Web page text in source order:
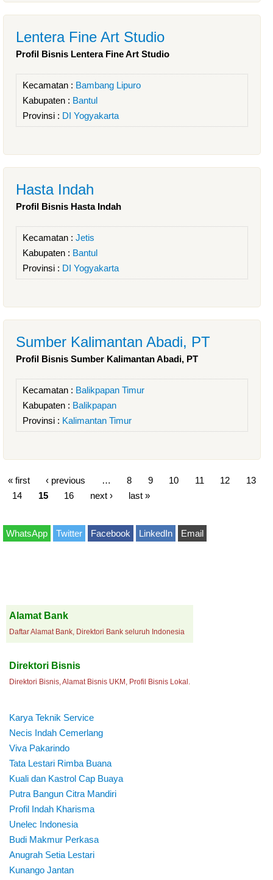
Lentera Fine Art Studio
Profil Bisnis Lentera Fine Art Studio
Kecamatan : Bambang Lipuro
Kabupaten : Bantul
Provinsi : DI Yogyakarta
Hasta Indah
Profil Bisnis Hasta Indah
Kecamatan : Jetis
Kabupaten : Bantul
Provinsi : DI Yogyakarta
Sumber Kalimantan Abadi, PT
Profil Bisnis Sumber Kalimantan Abadi, PT
Kecamatan : Balikpapan Timur
Kabupaten : Balikpapan
Provinsi : Kalimantan Timur
« first ‹ previous 8 9 10 11 12
13
14
15 16 next › last »
WhatsApp Twitter Facebook LinkedIn Email
Alamat Bank
Daftar Alamat Bank, Direktori Bank seluruh Indonesia
Direktori Bisnis
Direktori Bisnis, Alamat Bisnis UKM, Profil Bisnis Lokal.
Karya Teknik Service
Necis Indah Cemerlang
Viva Pakarindo
Tata Lestari Rimba Buana
Kuali dan Kastrol Cap Buaya
Putra Bangun Citra Mandiri
Profil Indah Kharisma
Unelec Indonesia
Budi Makmur Perkasa
Anugrah Setia Lestari
Kunango Jantan